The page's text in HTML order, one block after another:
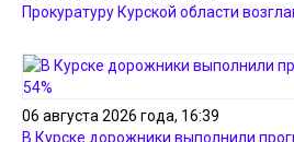
Прокуратуру Курской области
06 августа 2026 года, 16:39
В Курске дорожники выполнили